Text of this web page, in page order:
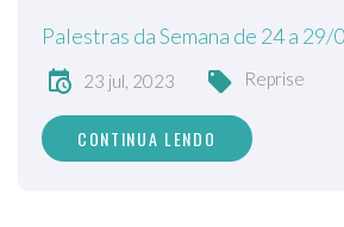
Palestras da Semana de 24 a
23 jul, 2023 Reprise
CONTINUA LENDO